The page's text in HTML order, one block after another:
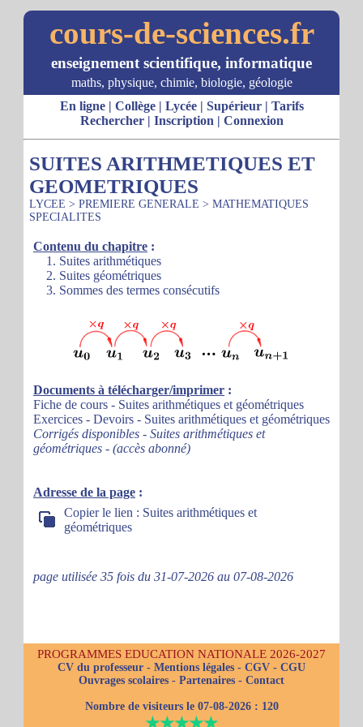
cours-de-sciences.fr
enseignement scientifique, informatique
maths, physique, chimie, biologie, géologie
En ligne| Collège| Lycée| Supérieur| Tarifs
Rechercher| Inscription | Connexion
SUITES ARITHMETIQUES ET
GEOMETRIQUES
LYCEE > PREMIERE GENERALE > MATHEMATIQUES
SPECIALITES
Contenu du chapitre :
1. Suites arithmétiques
2. Suites géométriques
3. Sommes des termes consécutifs
Documents à télécharger/imprimer :
Fiche de cours - Suites arithmétiques et géométriques
Exercices - Devoirs - Suites arithmétiques et géométriques
Corrigés disponibles - Suites arithmétiques et
géométriques - (accès abonné)
Adresse de la page :
Copier le lien : Suites arithmétiques et
géométriques
page utilisée 35 fois du 31-07-2026 au 07-08-2026
PROGRAMMES EDUCATION NATIONALE 2026-2027
CV du professeur - Mentions légales - CGV - CGU
Ouvrages scolaires - Partenaires - Contact
Nombre de visiteurs le 07-08-2026 : 120
★★★★★